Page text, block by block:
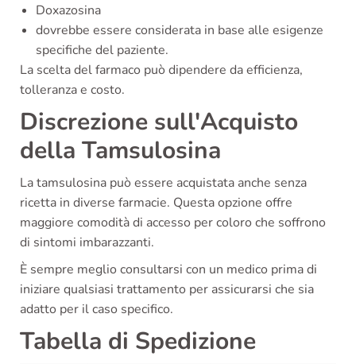
Doxazosina
dovrebbe essere considerata in base alle esigenze
specifiche del paziente.
La scelta del farmaco può dipendere da efficienza,
tolleranza e costo.
Discrezione sull'Acquisto
della Tamsulosina
La tamsulosina può essere acquistata anche senza
ricetta in diverse farmacie. Questa opzione offre
maggiore comodità di accesso per coloro che soffrono
di sintomi imbarazzanti.
È sempre meglio consultarsi con un medico prima di
iniziare qualsiasi trattamento per assicurarsi che sia
adatto per il caso specifico.
Tabella di Spedizione